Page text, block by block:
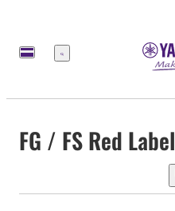
Menu
FG / FS Red Label